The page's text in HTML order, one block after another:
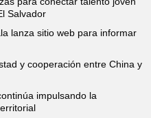
Salvador
lanza sitio web para informar
y cooperación entre China y
impulsando la